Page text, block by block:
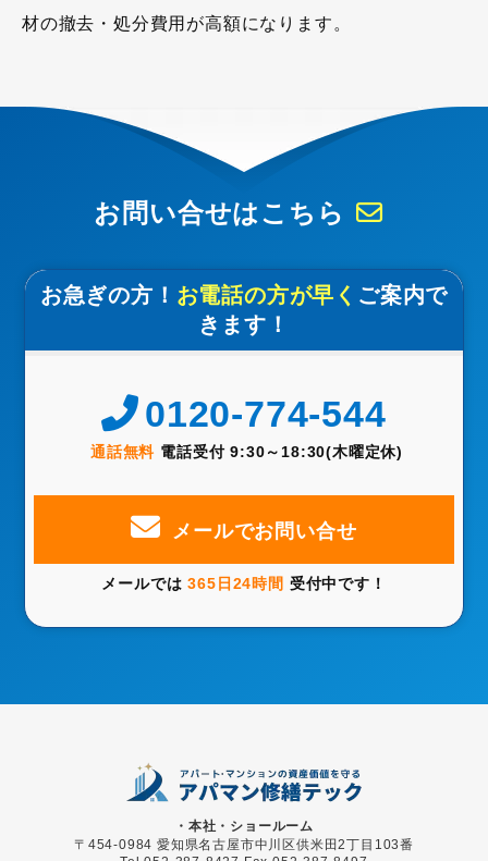
材の撤去・処分費用が高額になります。
お問い合せはこちら
お急ぎの方！ お電話の方が早く ご案内で
きます！
0120-774-544
通話無料 電話受付 9:30～18:30(木曜定休)
メールでお問い合せ
メールでは 365日24時間 受付中です！
・本社・ショールーム
〒454-0984 愛知県名古屋市中川区供米田2丁目103番